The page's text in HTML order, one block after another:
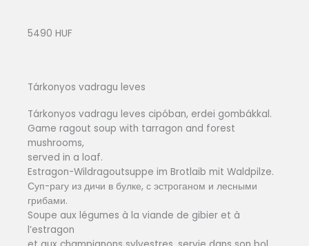
5490 HUF
Tárkonyos vadragu leves
Tárkonyos vadragu leves cipóban, erdei gombákkal.
Game ragout soup with tarragon and forest
mushrooms,
served in a loaf.
Estragon-Wildragoutsuppe im Brotlaib mit Waldpilze.
Суп-рагу из дичи в булке, с эстроганом и лесными
грибами.
Soupe aux légumes à la viande de gibier et à
l’estragon